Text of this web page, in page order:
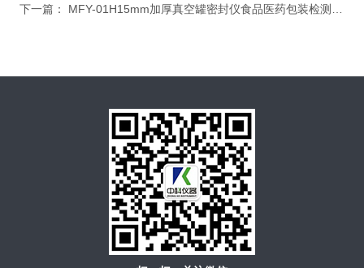
下一篇： MFY-01H15mm加厚真空罐密封仪食品医药包装检测专用